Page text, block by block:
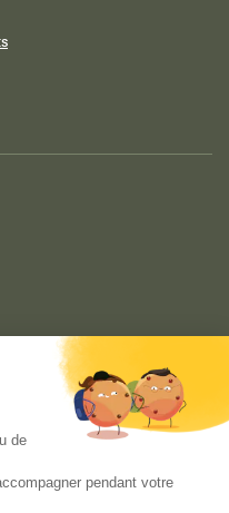
de
pendant votre
Instagram